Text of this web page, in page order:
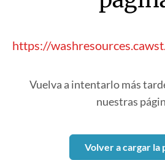
https://
Vuelva a intentarlo más
nuestras
Volver a cargar la